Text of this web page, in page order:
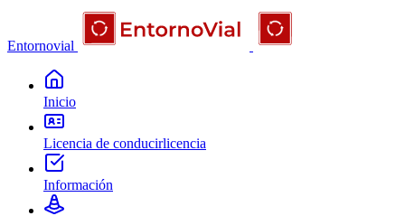
Entornovial
Inicio
Licencia de conducirlicencia
Información